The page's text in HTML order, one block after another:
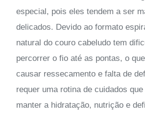
especial, pois eles tendem a ser
delicados. Devido ao formato
natural do couro cabeludo tem
percorrer o fio até as pontas, o
causar ressecamento e falta de
requer uma rotina de cuidados
manter a hidratação, nutrição e